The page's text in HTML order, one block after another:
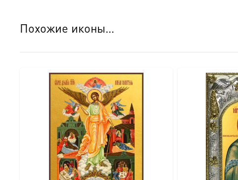
○ Конструкция «книжка»: Удобная распашная система
○ Золотая петелька: Надежный элемент для навешивания
Детали изготовления:
○ Размер: 18×24 см.
○ Основа: МДФ.
Похожие иконы…